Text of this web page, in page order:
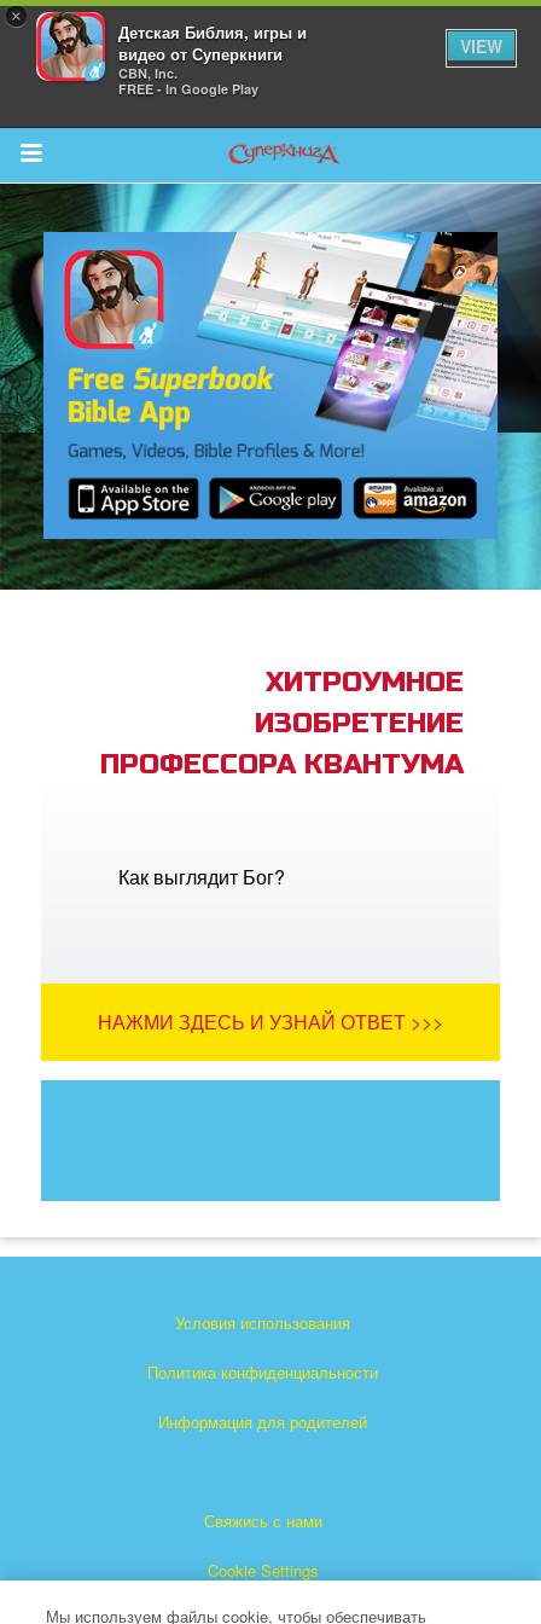
×
Детская Библия, игры и
видео от Суперкниги
CBN, Inc.
FREE - In Google Play
VIEW
Return to Content
Bible App
ХИТРОУМНОЕ
ИЗОБРЕТЕНИЕ
ПРОФЕССОРА КВАНТУМА
Как выглядит Бог?
НАЖМИ ЗДЕСЬ И УЗНАЙ ОТВЕТ >>>
Условия использования
Политика конфиденциальности
Информация для родителей
Свяжись с нами
Cookie Settings
Мы используем файлы cookie, чтобы обеспечивать